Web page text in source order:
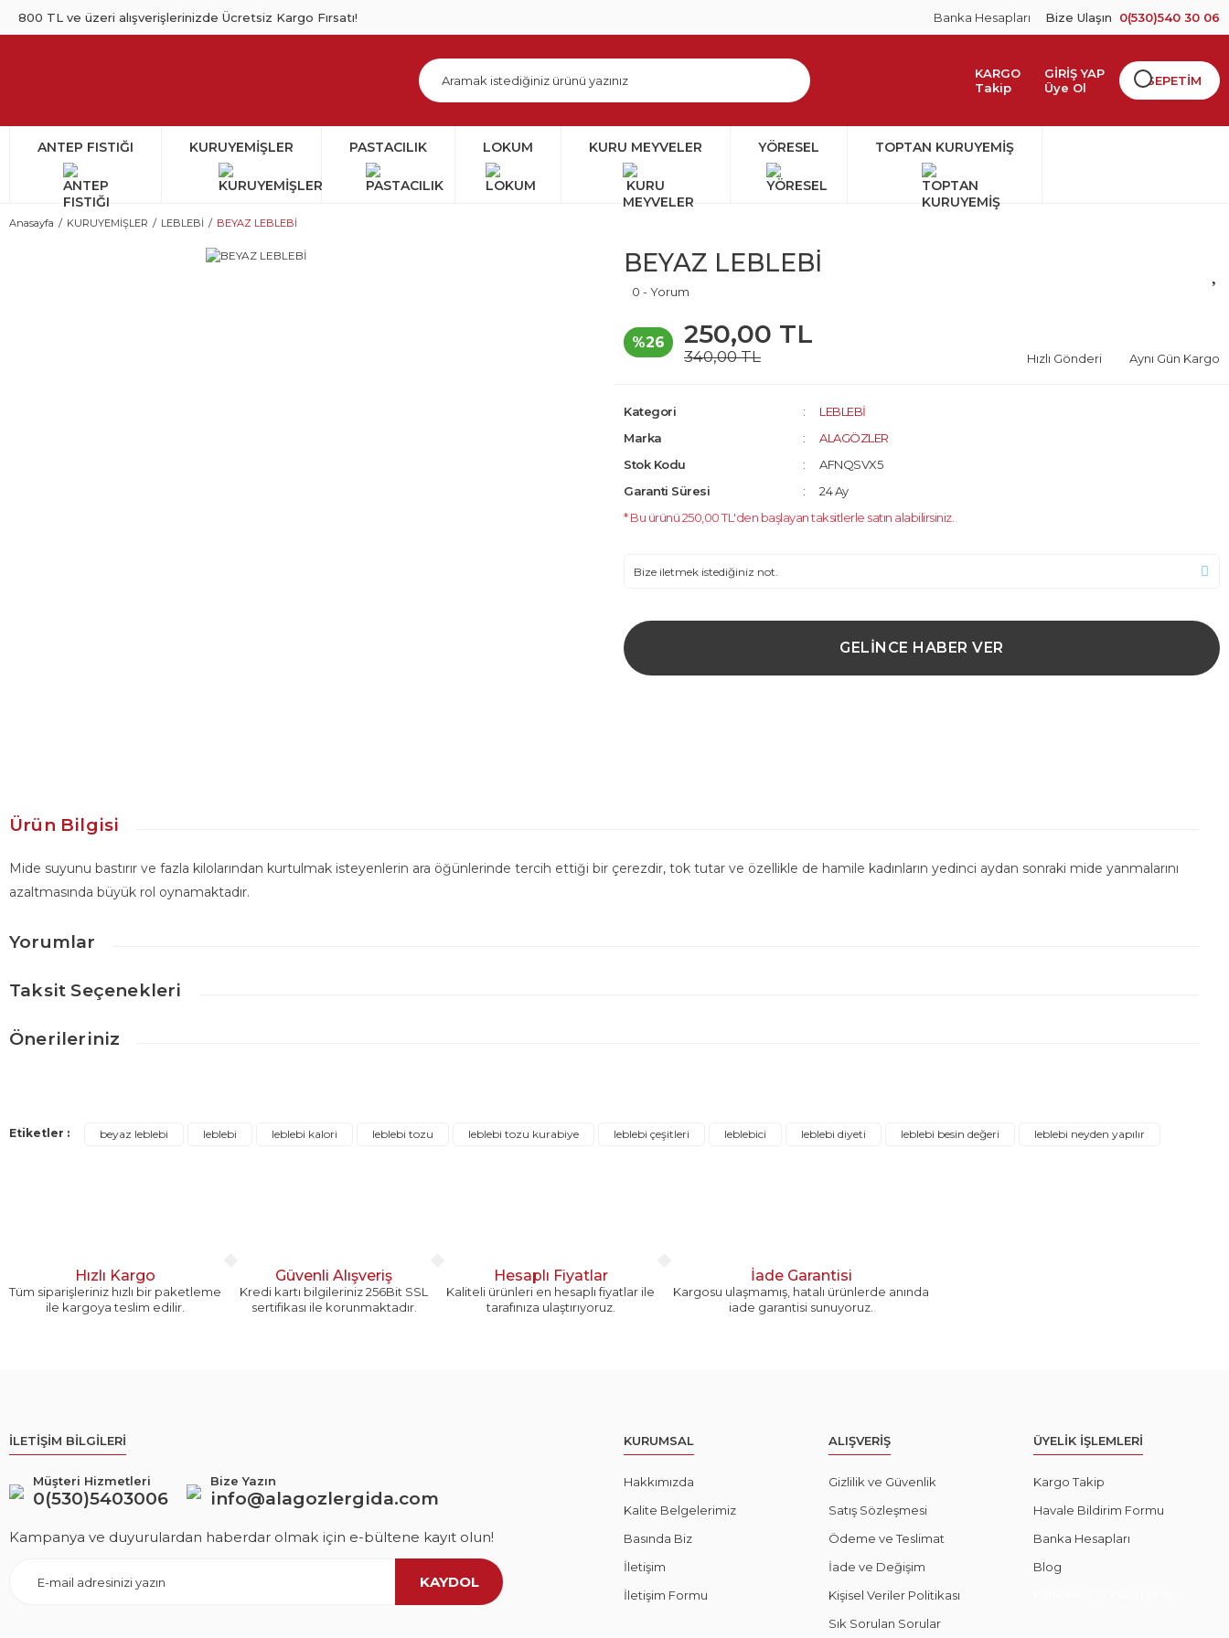
800 TL ve üzeri alışverişlerinizde Ücretsiz Kargo Fırsatı! Banka Hesapları Bize Ulaşın 0(530)540 30 06
KARGO
Takip
GİRİŞ YAP
Üye Ol
SEPETİM
ANTEP FISTIĞI KURUYEMİŞLER PASTACILIK LOKUM KURU MEYVELER YÖRESEL TOPTAN KURUYEMİŞ
Anasayfa KURUYEMİŞLER LEBLEBİ BEYAZ LEBLEBİ
BEYAZ LEBLEBİ
0 - Yorum
%26 250,00 TL
340,00 TL Hızlı Gönderi Aynı Gün Kargo
Kategori
LEBLEBİ
Marka
ALAGÖZLER
Stok Kodu
AFNQSVX5
Garanti Süresi
24 Ay
* Bu ürünü 250,00 TL'den başlayan taksitlerle satın alabilirsiniz.
GELİNCE HABER VER
Ürün Bilgisi
Mide suyunu bastırır ve fazla kilolarından kurtulmak isteyenlerin ara öğünlerinde tercih ettiği bir çerezdir, tok tutar ve özellikle de hamile kadınların yedinci aydan sonraki mide yanmalarını
azaltmasında büyük rol oynamaktadır.
Yorumlar
Taksit Seçenekleri
Önerileriniz
Ürün resmi kalitesiz, bozuk veya görüntülenemiyor.
Bu ürüne benzer farklı alternatifler olmalı.
Etiketler : beyaz leblebi leblebi leblebi kalori leblebi tozu leblebi tozu kurabiye leblebi çeşitleri leblebici leblebi diyeti leblebi besin değeri leblebi neyden yapılır
Hızlı Kargo
Tüm siparişleriniz hızlı bir paketleme
ile kargoya teslim edilir.
Güvenli Alışveriş
Kredi kartı bilgileriniz 256Bit SSL
sertifikası ile korunmaktadır.
Hesaplı Fiyatlar
Kaliteli ürünleri en hesaplı fiyatlar ile
tarafınıza ulaştırıyoruz.
İade Garantisi
Kargosu ulaşmamış, hatalı ürünlerde anında
iade garantisi sunuyoruz.
İLETİŞİM BİLGİLERİ
Müşteri Hizmetleri
0(530)5403006
Bize Yazın
info@alagozlergida.com
Kampanya ve duyurulardan haberdar olmak için e-bültene kayıt olun!
KAYDOL
KURUMSAL
Hakkımızda
Kalite Belgelerimiz
Basında Biz
İletişim
İletişim Formu
ALIŞVERİŞ
Gizlilik ve Güvenlik
Satış Sözleşmesi
Ödeme ve Teslimat
İade ve Değişim
Kişisel Veriler Politikası
Sık Sorulan Sorular
ÜYELİK İŞLEMLERİ
Kargo Takip
Havale Bildirim Formu
Banka Hesapları
Blog